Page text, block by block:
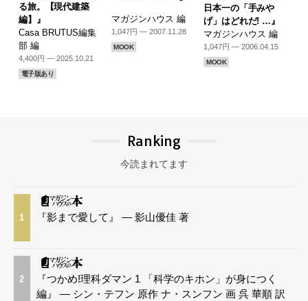
る旅。【現代建築
編】』
Casa BRUTUS編集
部 編
4,400円 — 2025.10.21
電子版あり
マガジンハウス 編
1,047円 — 2007.11.28
MOOK
日本一の「手みや
げ」はどれだ! …』
マガジンハウス 編
1,047円 — 2006.04.15
MOOK
Ranking
今読まれてます
1 『影まで愛して』 — 影山優佳 著
2
『つかめ!理科ダマン 1 「科学のキホン」が身につく
編』 — シン・テフン 原作 ナ・スンフン 画 呉 華順 訳